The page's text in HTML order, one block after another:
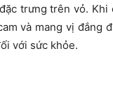
trưng trên vỏ. Khi
và mang vị đắng
với sức khỏe.